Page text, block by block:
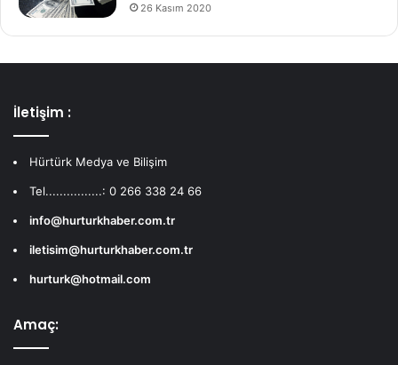
26 Kasım 2020
İletişim :
Hürtürk Medya ve Bilişim
Tel................: 0 266 338 24 66
info@hurturkhaber.com.tr
iletisim@hurturkhaber.com.tr
hurturk@hotmail.com
Amaç: